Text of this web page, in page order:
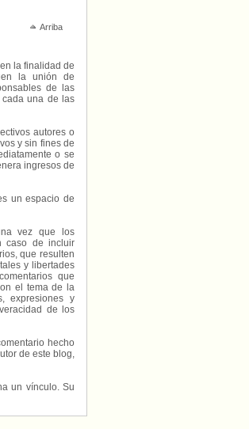
Arriba
la finalidad de
la unión de
de las
una de las
autores o
y sin fines de
o se
ingresos de
un espacio de
vez que los
caso de incluir
que resulten
y libertades
que
el tema de la
expresiones y
de los
hecho
de este blog,
un vínculo. Su